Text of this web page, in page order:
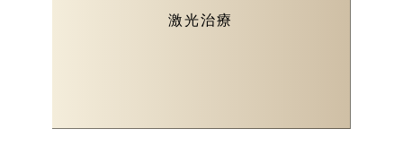
激光治療